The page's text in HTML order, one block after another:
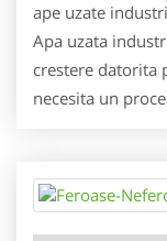
ape uzate
Apa uzata
crestere datorita
necesita un